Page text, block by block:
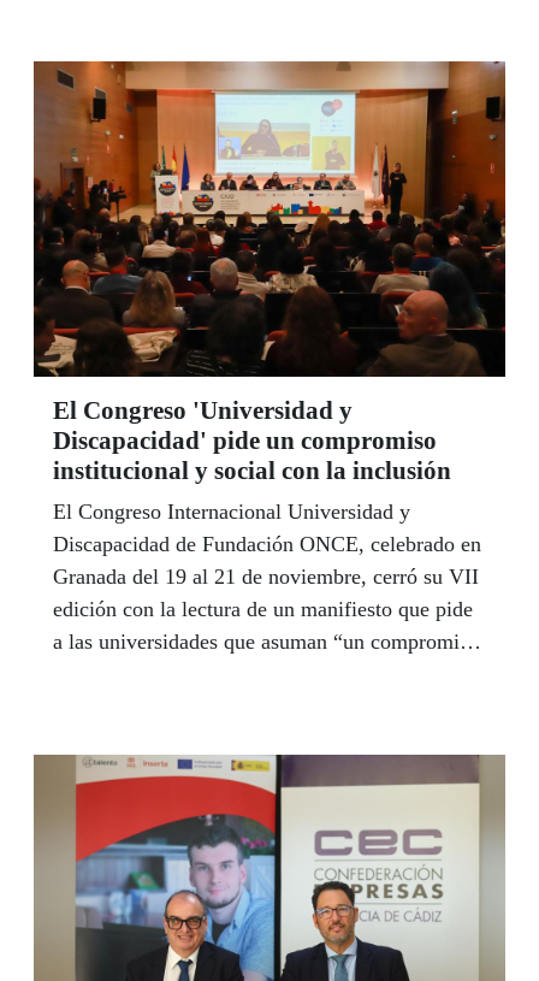
y detección, y en la aportación de ayuda con la
publicación de un manifiesto y la inclusión de la
imagen de este 25N en nuestra mayor
herramienta de cambio social: nuestro cupón.
El Congreso 'Universidad y
Discapacidad' pide un compromiso
institucional y social con la inclusión
El Congreso Internacional Universidad y
Discapacidad de Fundación ONCE, celebrado en
Granada del 19 al 21 de noviembre, cerró su VII
edición con la lectura de un manifiesto que pide
a las universidades que asuman “un compromiso